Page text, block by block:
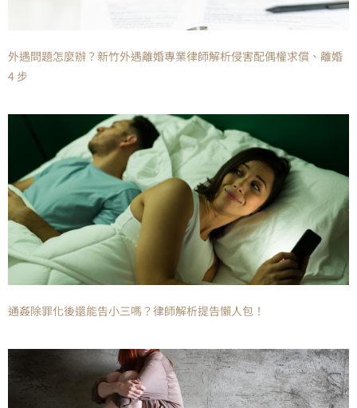
外遇問題怎麼辦？新竹外遇離婚專業律師解析侵害配偶權求償、離婚
4 步
通姦除罪化後還能告小三嗎？律師解析提告懶人包！